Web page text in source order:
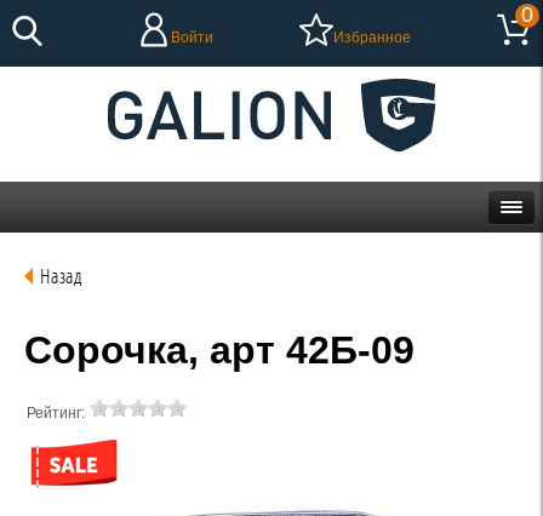
Войти Избранное
0
Назад
Сорочка, арт 42Б-09
Рейтинг: